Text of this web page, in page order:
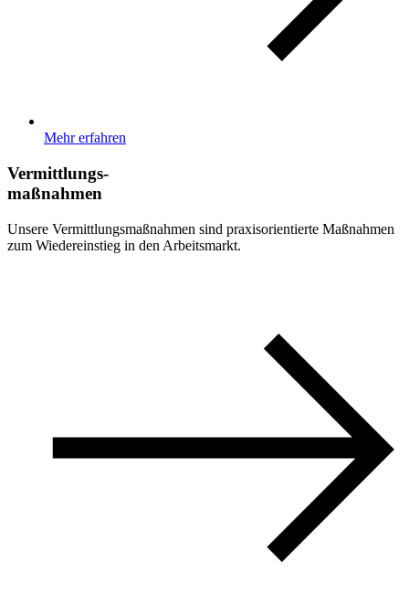
Mehr erfahren
Vermittlungs-
maßnahmen
Unsere Vermittlungsmaßnahmen sind praxisorientierte Maßnahmen
zum Wiedereinstieg in den Arbeitsmarkt.